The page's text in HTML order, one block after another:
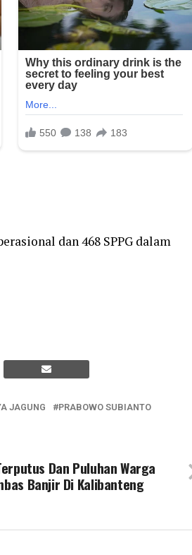
dan 468 SPPG dalam
JAGUNG
PRABOWO SUBIANTO
Dan Puluhan Warga
Banjir Di Kalibanteng